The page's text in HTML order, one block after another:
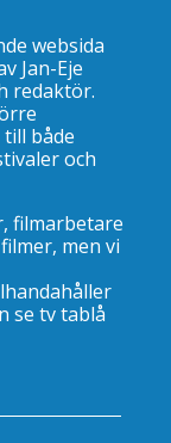
websida
Jan-Eje
redaktör.
både
och
filmarbetare
men vi
se tv tablå